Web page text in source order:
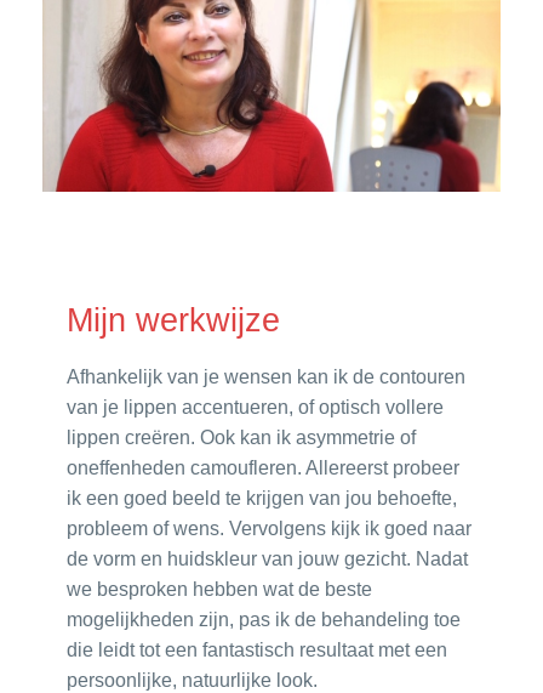
Mijn werkwijze
Afhankelijk van je wensen kan ik de contouren
van je lippen accentueren, of optisch vollere
lippen creëren. Ook kan ik asymmetrie of
oneffenheden camoufleren. Allereerst probeer
ik een goed beeld te krijgen van jou behoefte,
probleem of wens. Vervolgens kijk ik goed naar
de vorm en huidskleur van jouw gezicht. Nadat
we besproken hebben wat de beste
mogelijkheden zijn, pas ik de behandeling toe
die leidt tot een fantastisch resultaat met een
persoonlijke, natuurlijke look.